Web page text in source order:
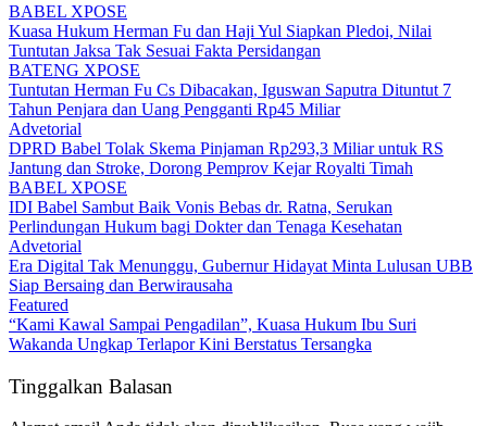
BABEL XPOSE
Kuasa Hukum Herman Fu dan Haji Yul Siapkan Pledoi, Nilai
Tuntutan Jaksa Tak Sesuai Fakta Persidangan
BATENG XPOSE
Tuntutan Herman Fu Cs Dibacakan, Iguswan Saputra Dituntut 7
Tahun Penjara dan Uang Pengganti Rp45 Miliar
Advetorial
DPRD Babel Tolak Skema Pinjaman Rp293,3 Miliar untuk RS
Jantung dan Stroke, Dorong Pemprov Kejar Royalti Timah
BABEL XPOSE
IDI Babel Sambut Baik Vonis Bebas dr. Ratna, Serukan
Perlindungan Hukum bagi Dokter dan Tenaga Kesehatan
Advetorial
Era Digital Tak Menunggu, Gubernur Hidayat Minta Lulusan UBB
Siap Bersaing dan Berwirausaha
Featured
“Kami Kawal Sampai Pengadilan”, Kuasa Hukum Ibu Suri
Wakanda Ungkap Terlapor Kini Berstatus Tersangka
Tinggalkan Balasan